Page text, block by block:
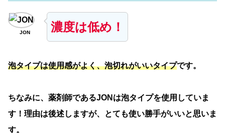
JON 濃度は低め！
泡タイプは使用感がよく、泡切れがいいタイプです。
ちなみに、薬剤師であるJONは泡タイプを使用していま
す！理由は後述しますが、とても使い勝手がいいと思いま
す。